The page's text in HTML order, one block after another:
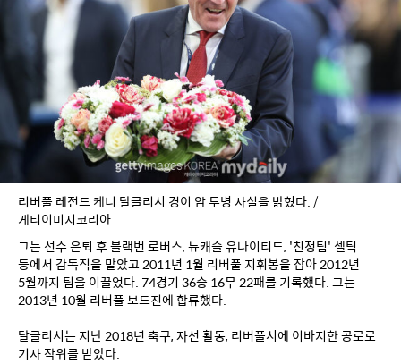
리버풀 레전드 케니 달글리시 경이 암 투병 사실을 밝혔다. /
게티이미지코리아
그는 선수 은퇴 후 블랙번 로버스, 뉴캐슬 유나이티드, '친정팀' 셀틱
등에서 감독직을 맡았고 2011년 1월 리버풀 지휘봉을 잡아 2012년
5월까지 팀을 이끌었다. 74경기 36승 16무 22패를 기록했다. 그는
2013년 10월 리버풀 보드진에 합류했다.
달글리시는 지난 2018년 축구, 자선 활동, 리버풀시에 이바지한 공로로
기사 작위를 받았다.